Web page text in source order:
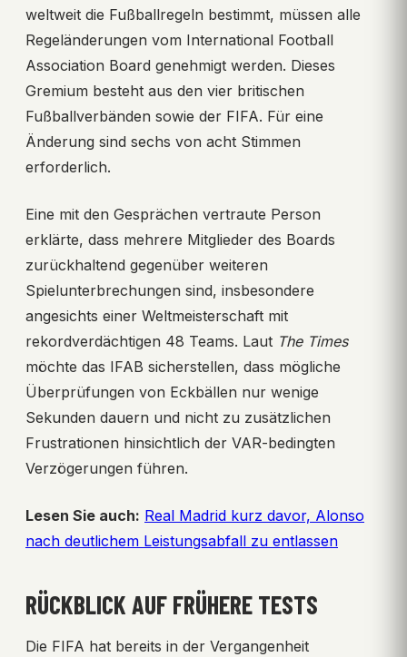
weltweit die Fußballregeln bestimmt, müssen alle
Regeländerungen vom International Football
Association Board genehmigt werden. Dieses
Gremium besteht aus den vier britischen
Fußballverbänden sowie der FIFA. Für eine
Änderung sind sechs von acht Stimmen
erforderlich.
Eine mit den Gesprächen vertraute Person
erklärte, dass mehrere Mitglieder des Boards
zurückhaltend gegenüber weiteren
Spielunterbrechungen sind, insbesondere
angesichts einer Weltmeisterschaft mit
rekordverdächtigen 48 Teams. Laut The Times
möchte das IFAB sicherstellen, dass mögliche
Überprüfungen von Eckbällen nur wenige
Sekunden dauern und nicht zu zusätzlichen
Frustrationen hinsichtlich der VAR-bedingten
Verzögerungen führen.
Lesen Sie auch: Real Madrid kurz davor, Alonso
nach deutlichem Leistungsabfall zu entlassen
RÜCKBLICK AUF FRÜHERE TESTS
Die FIFA hat bereits in der Vergangenheit